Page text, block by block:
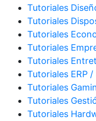
Tutoriales
Tutoriales
Tutoriales
Tutoriales
Tutoriales
Tutoriales ERP /
Tutoriales
Tutoriales
Tutoriales